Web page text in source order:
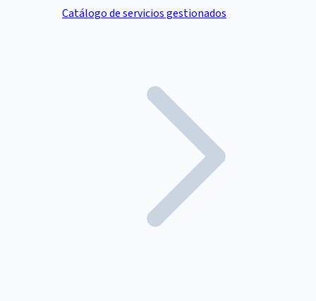
Catálogo de servicios gestionados